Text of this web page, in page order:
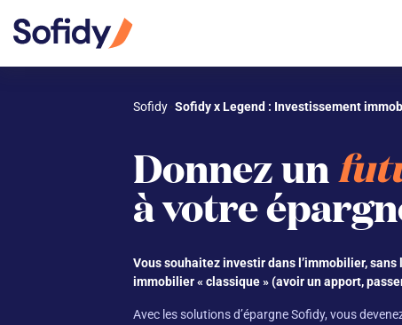
Sofidy > Sofidy x Legend : Investissement
Donnez un
à votre
Vous souhaitez investir dans l’immobilier, sans
immobilier « classique » (avoir un apport,
Avec les solutions d’épargne Sofidy, vous